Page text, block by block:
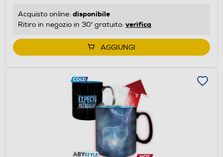
Acquisto online: disponibile
Ritiro in negozio in 30' gratuito: verifica
AGGIUNGI